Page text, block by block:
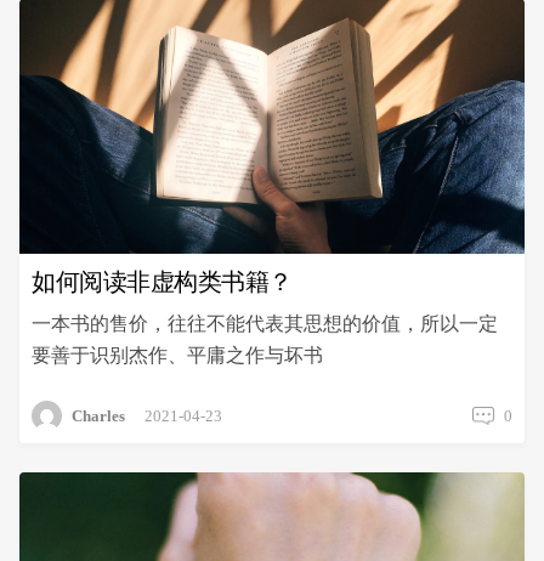
如何阅读非虚构类书籍？
一本书的售价，往往不能代表其思想的价值，所以一定
要善于识别杰作、平庸之作与坏书
Charles 2021-04-23 0